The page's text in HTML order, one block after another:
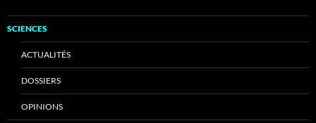
SCIENCES
ACTUALITÉS
DOSSIERS
OPINIONS